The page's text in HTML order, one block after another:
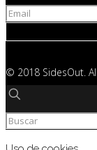
© 2018 SidesOut.